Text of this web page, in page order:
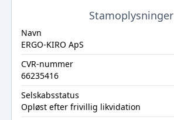
Stamoplysninger
Navn
ERGO-KIRO ApS
CVR-nummer
66235416
Selskabsstatus
Opløst efter frivillig likvidation